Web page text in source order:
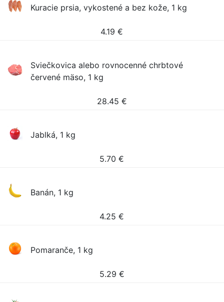
Kuracie prsia, vykostené a bez kože, 1 kg
4.19 €
Sviečkovica alebo rovnocenné chrbtové
červené mäso, 1 kg
28.45 €
Jablká, 1 kg
5.70 €
Banán, 1 kg
4.25 €
Pomaranče, 1 kg
5.29 €